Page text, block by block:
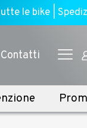
le bike |
Contatti